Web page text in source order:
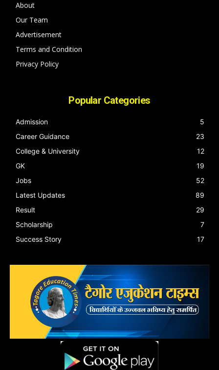
About
Our Team
Advertisement
Terms and Condition
Privacy Policy
Popular Categories
Admission
5
Career Guidance
23
College & University
12
GK
19
Jobs
52
Latest Updates
89
Result
29
Scholarship
7
Success Story
17